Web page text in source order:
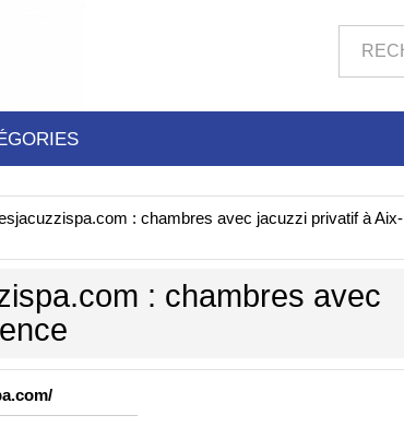
: chambres avec jacuzzi privatif à Aix-
: chambres avec